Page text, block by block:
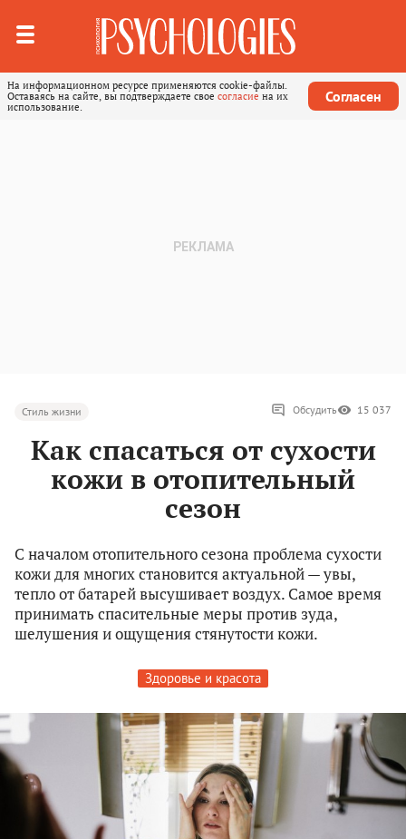
На информационном ресурсе применяются cookie-файлы.
Оставаясь на сайте, вы подтверждаете свое согласие на их
использование.
Согласен
Стиль жизни Обсудить 15 037
Как спасаться от сухости
кожи в отопительный
сезон
С началом отопительного сезона проблема сухости
кожи для многих становится актуальной — увы,
тепло от батарей высушивает воздух. Самое время
принимать спасительные меры против зуда,
шелушения и ощущения стянутости кожи.
Здоровье и красота